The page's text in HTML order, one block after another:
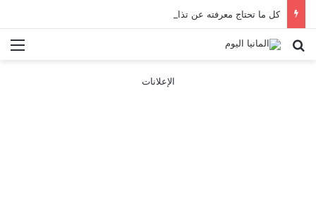
كل ما تحتاج معرفته عن تذاكر ووسائل النقل في باريس 2025
بحث عن
الإعلانات